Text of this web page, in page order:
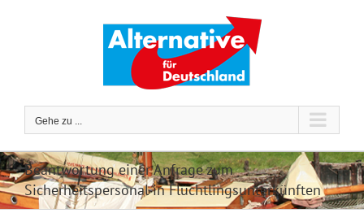
Gehe zu ...
Beantwortung einer Anfrage zum
Sicherheitspersonal in Flüchtlingsunterkünften